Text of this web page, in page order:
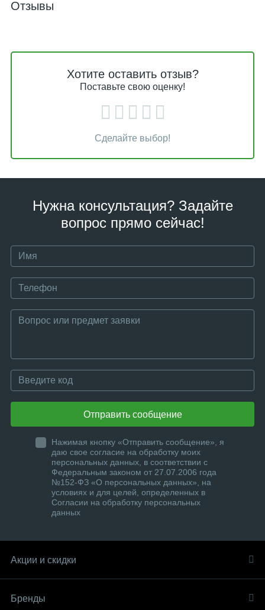
Отзывы
Хотите оставить отзыв?
Поставьте свою оценку!
Сделайте выбор!
Нужна консультация? Задайте
вопрос прямо сейчас!
Отправить сообщение
Нажимая кнопку «Отправить сообщение», я
даю свое согласие на обработку моих
персональных данных, в соответствии с
Федеральным законом от 27.07.2006 года
№152-ФЗ «О персональных данных», на
условиях и для целей, определенных в
Согласии на обработку персональных
данных
Акции и скидки
Бренды